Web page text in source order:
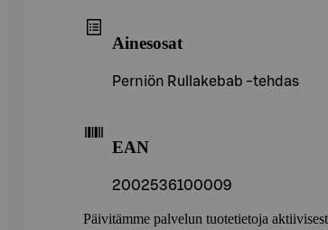
Ainesosat
Perniön Rullakebab -tehdas
EAN
2002536100009
Päivitämme palvelun tuotetietoja